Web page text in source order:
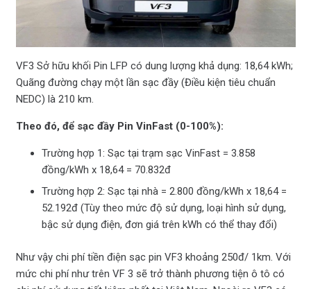
VF3 Sở hữu khối Pin LFP có dung lượng khả dụng: 18,64 kWh;
Quãng đường chạy một lần sạc đầy (Điều kiện tiêu chuẩn
NEDC) là 210 km.
Theo đó, để sạc đầy Pin VinFast (0-100%):
Trường hợp 1: Sạc tại trạm sạc VinFast = 3.858
đồng/kWh x 18,64 = 70.832đ
Trường hợp 2: Sạc tại nhà = 2.800 đồng/kWh x 18,64 =
52.192đ (Tùy theo mức độ sử dụng, loại hình sử dụng,
bậc sử dụng điện, đơn giá trên kWh có thể thay đổi)
Như vậy chi phí tiền điện sạc pin VF3 khoảng 250đ/ 1km. Với
mức chi phí như trên VF 3 sẽ trở thành phương tiện ô tô có